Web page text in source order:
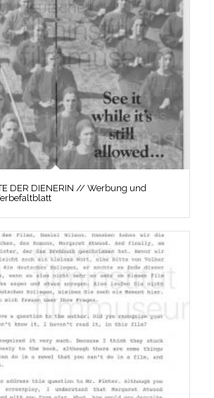
DER DIENERIN // Werbung und